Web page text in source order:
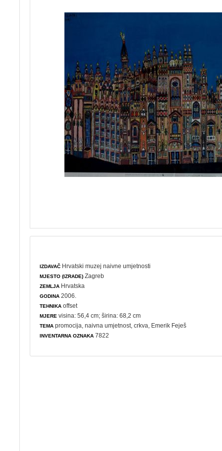
IZDAVAČ Hrvatski muzej naivne umjetnosti
MJESTO (IZRADE) Zagreb
ZEMLJA Hrvatska
GODINA 2006.
TEHNIKA offset
MJERE visina: 56,4 cm; širina: 68,2 cm
TEMA promocija ,naivna umjetnost ,crkva , Emerik Feješ
INVENTARNA OZNAKA 7822